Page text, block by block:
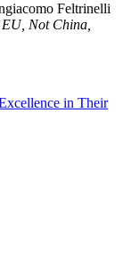
Feltrinelli
Not China,
in Their